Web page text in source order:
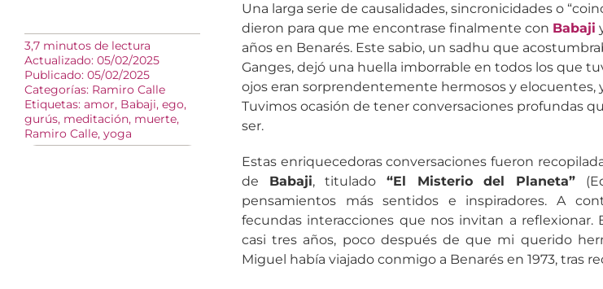
3,7 minutos de lectura
Actualizado: 05/02/2025
Publicado: 05/02/2025
Categorías: Ramiro Calle
Etiquetas: amor, Babaji, ego,
gurús, meditación, muerte,
Ramiro Calle, yoga
Una larga serie de causalidades, sincronicidades o
dieron para que me encontrase finalmente con Babaji
años en Benarés. Este sabio, un sadhu que
Ganges, dejó una huella imborrable en todos los que
ojos eran sorprendentemente hermosos y elocuentes,
Tuvimos ocasión de tener conversaciones profundas
ser.
Estas enriquecedoras conversaciones fueron
de Babaji, titulado“El Misterio del Planeta”
pensamientos más sentidos e inspiradores. A
fecundas interacciones que nos invitan a reflexionar.
casi tres años, poco después de que mi querido
Miguel había viajado conmigo a Benarés en 1973, tras